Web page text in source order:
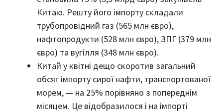
Китаю. Решту його імпорту складали
трубопровідний газ (565 млн євро),
нафтопродукти (528 млн євро), ЗПГ (379 млн
євро) та вугілля (348 млн євро).
Китай у квітні дещо скоротив загальний
обсяг імпорту сирої нафти, транспортованої
морем, — на 25% порівняно з попереднім
місяцем. Це відобразилося і на імпорті